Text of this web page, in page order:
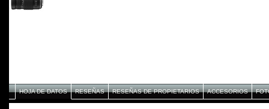
HOJA DE DATOS RESEÑAS RESEÑAS DE PROPIETARIOS ACCESORIOS